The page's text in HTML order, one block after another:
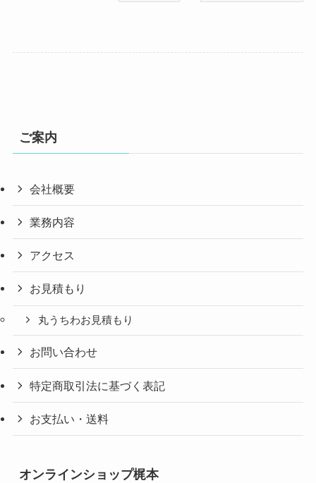
ご案内
会社概要
業務内容
アクセス
お見積もり
丸うちわお見積もり
お問い合わせ
特定商取引法に基づく表記
お支払い・送料
オンラインショップ梶本